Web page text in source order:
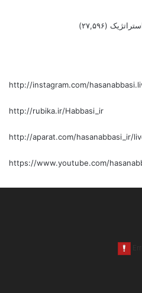
(۲۷,۵۹۶)
http://instagram.com/
http://rubika.ir/Habbasi_ir
http://aparat.com/hasanabbasi_ir/
https://www.youtube.com/